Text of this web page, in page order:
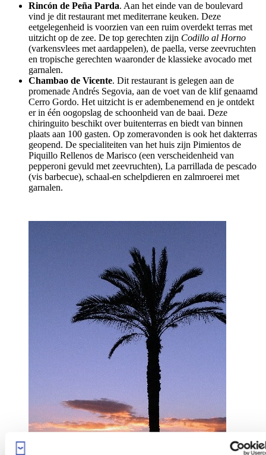
Rincón de Peña Parda. Aan het einde van de boulevard
vind je dit restaurant met mediterrane keuken. Deze
eetgelegenheid is voorzien van een ruim overdekt terras met
uitzicht op de zee. De top gerechten zijn Codillo al Horno
(varkensvlees met aardappelen), de paella, verse zeevruchten
en tropische gerechten waaronder de klassieke avocado met
garnalen.
Chambao de Vicente. Dit restaurant is gelegen aan de
promenade Andrés Segovia, aan de voet van de klif genaamd
Cerro Gordo. Het uitzicht is er adembenemend en je ontdekt
er in één oogopslag de schoonheid van de baai. Deze
chiringuito beschikt over buitenterras en biedt van binnen
plaats aan 100 gasten. Op zomeravonden is ook het dakterras
geopend. De specialiteiten van het huis zijn Pimientos de
Piquillo Rellenos de Marisco (een verscheidenheid van
pepperoni gevuld met zeevruchten), La parrillada de pescado
(vis barbecue), schaal-en schelpdieren en zalmroerei met
garnalen.